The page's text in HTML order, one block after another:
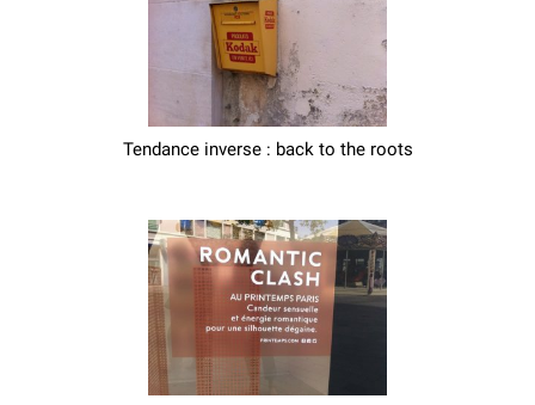
Tendance inverse : back to the roots